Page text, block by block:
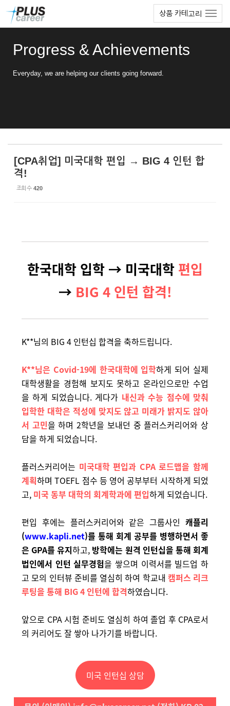
상품 카테고리
Progress & Achievements
Everyday, we are helping our clients going forward.
[CPA취업] 미국대학 편입 → BIG 4 인턴 합
격!
조회 수 420
한국대학 입학 → 미국대학 편입
→ BIG 4 인턴 합격!
K**님의 BIG 4 인턴십 합격을 축하드립니다.
K**님은 Covid-19에 한국대학에 입학하게 되어 실제
대학생활을 경험해 보지도 못하고 온라인으로만 수업
을 하게 되었습니다. 게다가 내신과 수능 점수에 맞춰
입학한 대학은 적성에 맞지도 않고 미래가 밝지도 않아
서 고민을 하며 2학년을 보내던 중 플러스커리어와 상
담을 하게 되었습니다.
플러스커리어는 미국대학 편입과 CPA 로드맵을 함께
계획하며 TOEFL 점수 등 영어 공부부터 시작하게 되었
고, 미국 동부 대학의 회계학과에 편입하게 되었습니다.
편입 후에는 플러스커리어와 같은 그룹사인 캐플리
(www.kapli.net)를 통해 회계 공부를 병행하면서 좋
은 GPA를 유지하고, 방학에는 원격 인턴십을 통해 회계
법인에서 인턴 실무경험을 쌓으며 이력서를 빌드업 하
고 모의 인터뷰 준비를 열심히 하여 학교내 캠퍼스 리크
루팅을 통해 BIG 4 인턴에 합격하였습니다.
앞으로 CPA 시험 준비도 열심히 하여 졸업 후 CPA로서
의 커리어도 잘 쌓아 나가기를 바랍니다.
미국 인턴십 상담